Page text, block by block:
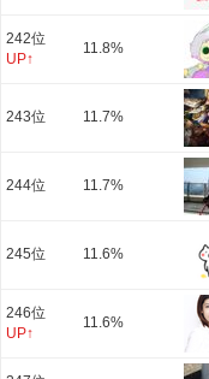
242位
UP↑
11.8%
243位 11.7%
244位 11.7%
245位 11.6%
246位
UP↑
11.6%